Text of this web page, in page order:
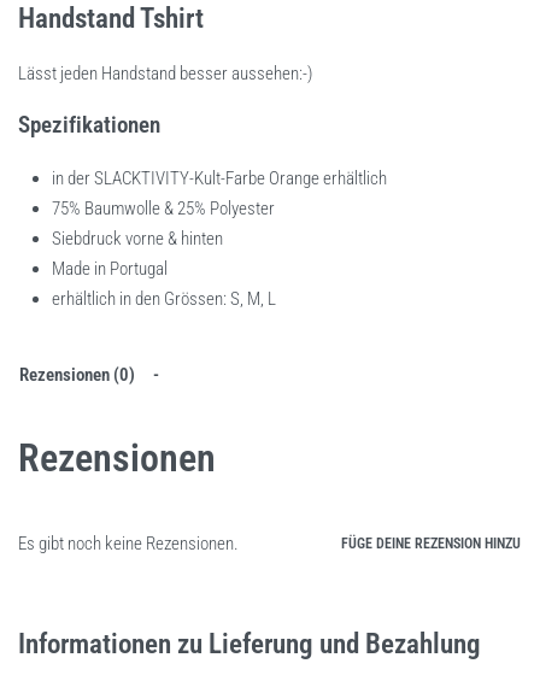
Handstand Tshirt
Lässt jeden Handstand besser aussehen:-)
Spezifikationen
in der SLACKTIVITY-Kult-Farbe Orange erhältlich
75% Baumwolle & 25% Polyester
Siebdruck vorne & hinten
Made in Portugal
erhältlich in den Grössen: S, M, L
Rezensionen (0)
Rezensionen
Es gibt noch keine Rezensionen. FÜGE DEINE REZENSION HINZU
Informationen zu Lieferung und Bezahlung